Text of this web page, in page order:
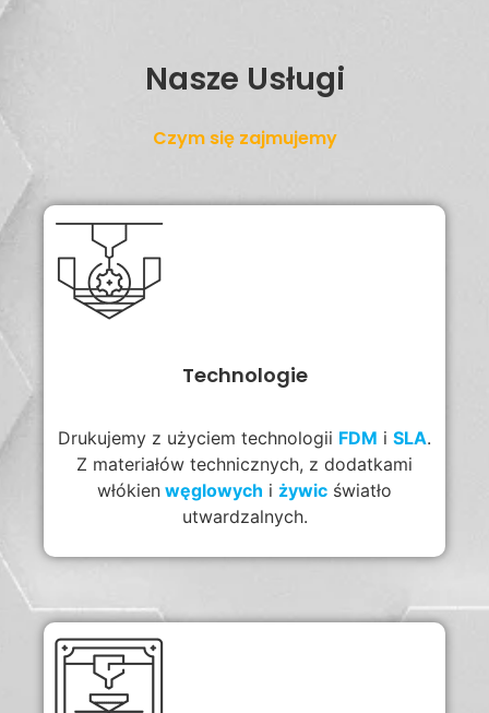
Nasze Usługi
Czym się zajmujemy
Technologie
Drukujemy z użyciem technologii FDM i SLA.
Z materiałów technicznych, z dodatkami
włókien węglowych i żywic światło
utwardzalnych.